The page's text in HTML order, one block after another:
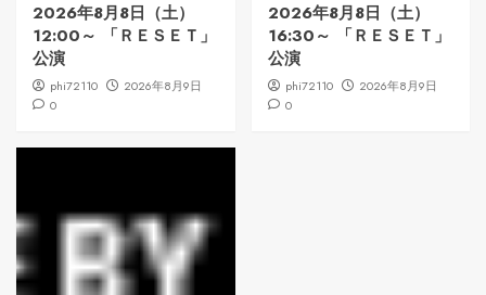
2026年8月8日（土）
12:00～ 「ＲＥＳＥＴ」
公演
phi72110
2026年8月9日
0
2026年8月8日（土）
16:30～ 「ＲＥＳＥＴ」
公演
phi72110
2026年8月9日
0